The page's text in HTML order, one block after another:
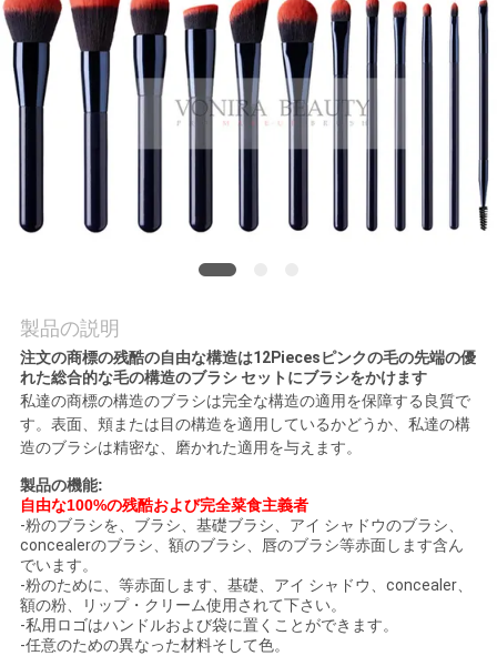
管
理
図
POLICY
製品の説明
注文の商標の残酷の自由な構造は12Piecesピンクの毛の先端の優
れた総合的な毛の構造のブラシ セットにブラシをかけます
私達の商標の構造のブラシは完全な構造の適用を保障する良質で
す。表面、頬または目の構造を適用しているかどうか、私達の構
造のブラシは精密な、磨かれた適用を与えます。
製品の機能:
自由な100%の残酷および完全菜食主義者
-粉のブラシを、ブラシ、基礎ブラシ、アイ シャドウのブラシ、
concealerのブラシ、額のブラシ、唇のブラシ等赤面します含ん
でいます。
-粉のために、等赤面します、基礎、アイ シャドウ、concealer、
額の粉、リップ・クリーム使用されて下さい。
-私用ロゴはハンドルおよび袋に置くことができます。
-任意のための異なった材料そして色。